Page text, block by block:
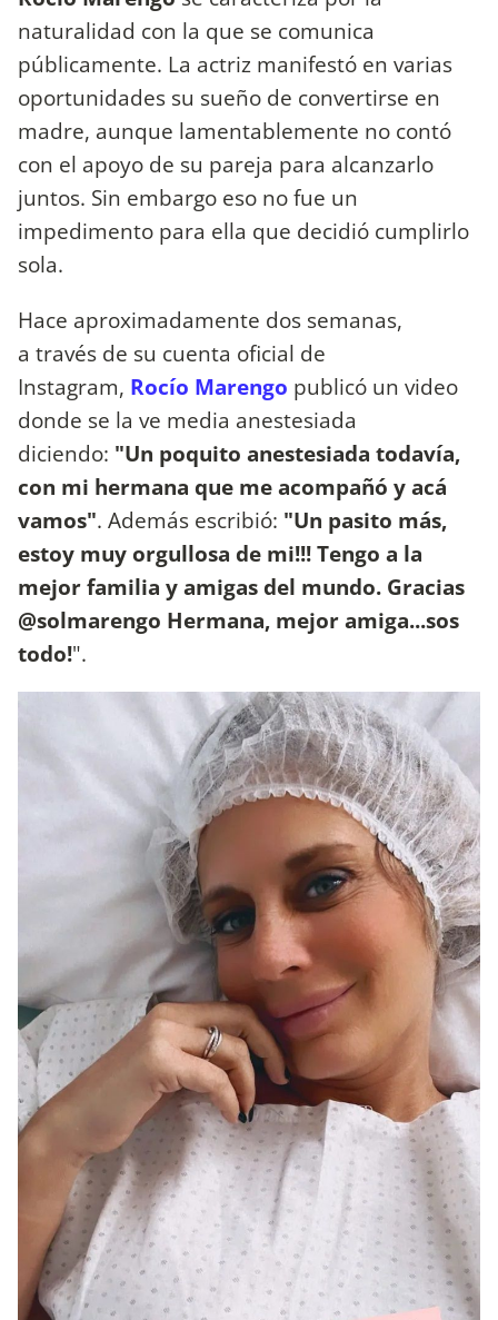
naturalidad con la que se comunica
públicamente. La actriz manifestó en varias
oportunidades su sueño de convertirse en
madre, aunque lamentablemente no contó
con el apoyo de su pareja para alcanzarlo
juntos. Sin embargo eso no fue un
impedimento para ella que decidió cumplirlo
sola.
Hace aproximadamente dos semanas,
a través de su cuenta oficial de
Instagram, Rocío Marengo publicó un video
donde se la ve media anestesiada
diciendo: "Un poquito anestesiada todavía,
con mi hermana que me acompañó y acá
vamos". Además escribió: "Un pasito más,
estoy muy orgullosa de mi!!! Tengo a la
mejor familia y amigas del mundo. Gracias
@solmarengo Hermana, mejor amiga...sos
todo!".